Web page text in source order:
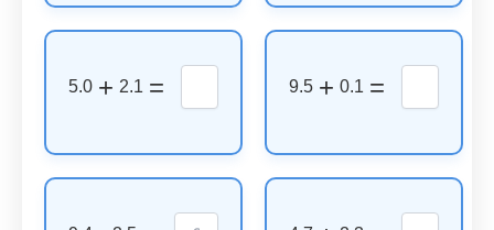
5.0 + 2.1 = 9.5 + 0.1 =